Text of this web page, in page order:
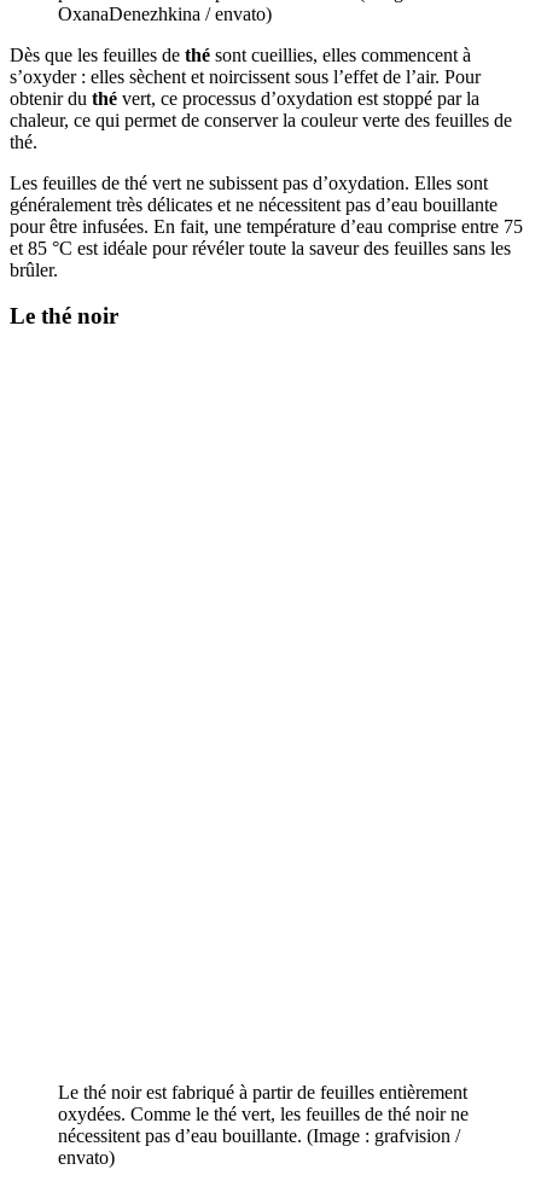
OxanaDenezhkina / envato)
Dès que les feuilles de thé sont cueillies, elles commencent à
s’oxyder : elles sèchent et noircissent sous l’effet de l’air. Pour
obtenir du thé vert, ce processus d’oxydation est stoppé par la
chaleur, ce qui permet de conserver la couleur verte des feuilles de
thé.
Les feuilles de thé vert ne subissent pas d’oxydation. Elles sont
généralement très délicates et ne nécessitent pas d’eau bouillante
pour être infusées. En fait, une température d’eau comprise entre 75
et 85 °C est idéale pour révéler toute la saveur des feuilles sans les
brûler.
Le thé noir
Le thé noir est fabriqué à partir de feuilles entièrement
oxydées. Comme le thé vert, les feuilles de thé noir ne
nécessitent pas d’eau bouillante. (Image : grafvision /
envato)